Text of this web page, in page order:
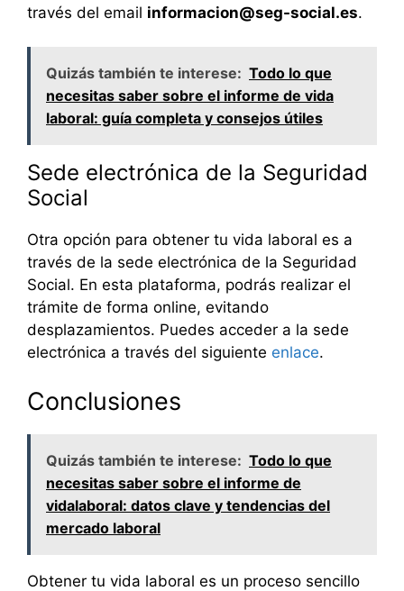
través del email informacion@seg-social.es.
Quizás también te interese: Todo lo que
necesitas saber sobre el informe de vida
laboral: guía completa y consejos útiles
Sede electrónica de la Seguridad
Social
Otra opción para obtener tu vida laboral es a
través de la sede electrónica de la Seguridad
Social. En esta plataforma, podrás realizar el
trámite de forma online, evitando
desplazamientos. Puedes acceder a la sede
electrónica a través del siguiente enlace.
Conclusiones
Quizás también te interese: Todo lo que
necesitas saber sobre el informe de
vidalaboral: datos clave y tendencias del
mercado laboral
Obtener tu vida laboral es un proceso sencillo